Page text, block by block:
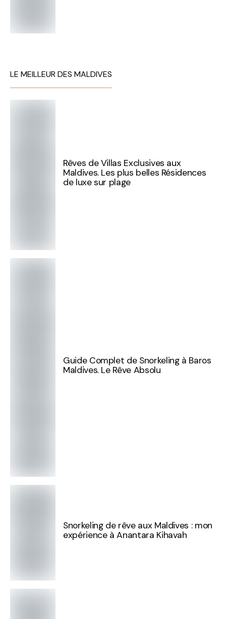
LE MEILLEUR DES MALDIVES
Rêves de Villas Exclusives aux
Maldives. Les plus belles Résidences
de luxe sur plage
Guide Complet de Snorkeling à Baros
Maldives. Le Rêve Absolu
Snorkeling de rêve aux Maldives : mon
expérience à Anantara Kihavah